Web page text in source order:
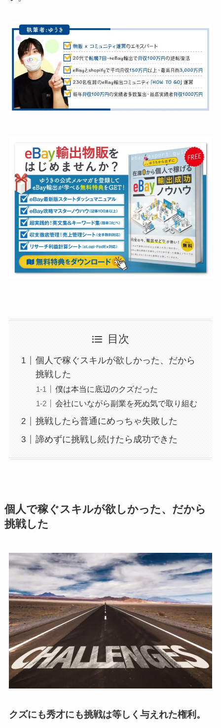
目次
個人で稼ぐスキルが欲しかった、だから
挑戦した
僕は本当に底辺のクズだった
会社にいながら副業を死ぬ気で取り組む
挑戦したら普通にめっちゃ失敗した
諦めずに挑戦し続けたら成功できた
個人で稼ぐスキルが欲しかった、だから
挑戦した
クズにも秀才にも挑戦は等しく与えれた権利。